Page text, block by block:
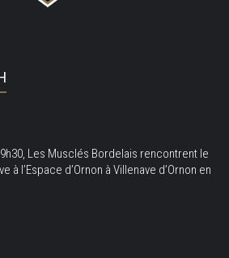
Les Musclés Bordelais rencontrent le
à l’Espace d’Ornon à Villenave d’Ornon en